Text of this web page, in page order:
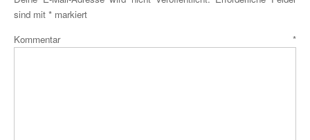
sind mit * markiert
Kommentar *